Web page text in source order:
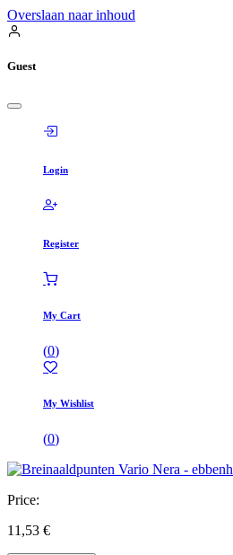
Overslaan naar inhoud
Guest
Login
Register
My Cart
(0)
My Wishlist
(0)
Price:
11,53 €